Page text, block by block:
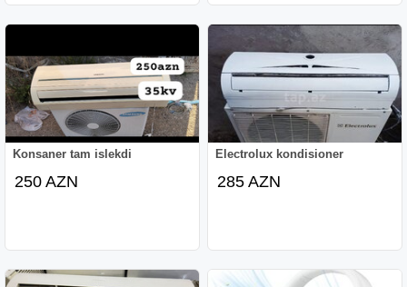
Konsaner tam islekdi
250 AZN
Electrolux kondisioner
285 AZN